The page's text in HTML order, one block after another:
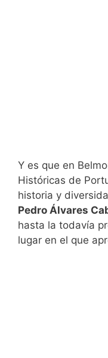
Y es que en
Históricas de
historia y
Pedro Álvares
hasta la todavía
lugar en el que